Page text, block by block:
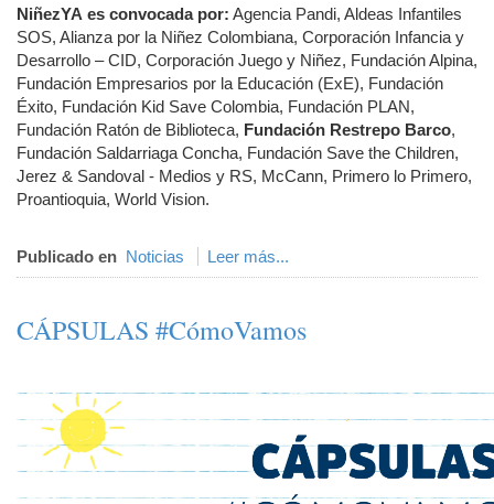
NiñezYA es convocada por: Agencia Pandi, Aldeas Infantiles
SOS, Alianza por la Niñez Colombiana, Corporación Infancia y
Desarrollo – CID, Corporación Juego y Niñez, Fundación Alpina,
Fundación Empresarios por la Educación (ExE), Fundación
Éxito, Fundación Kid Save Colombia, Fundación PLAN,
Fundación Ratón de Biblioteca, Fundación Restrepo Barco,
Fundación Saldarriaga Concha, Fundación Save the Children,
Jerez & Sandoval - Medios y RS, McCann, Primero lo Primero,
Proantioquia, World Vision.
Publicado en Noticias Leer más...
CÁPSULAS #CómoVamos